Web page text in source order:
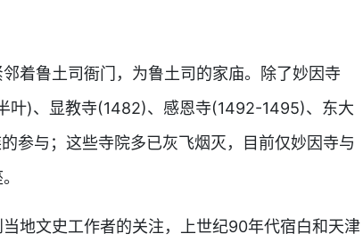
着鲁土司衙门，为鲁土司的家庙。除了妙因寺
叶)、显教寺(1482)、感恩寺(1492-1495)、东大
参与；这些寺院多已灰飞烟灭，目前仅妙因寺与
地文史工作者的关注，上世纪90年代宿白和天津